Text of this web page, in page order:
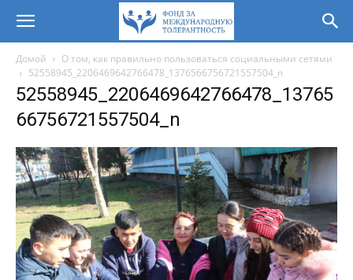
Домой
О том, как правильно пользоваться социальными сетями
52558945_2206469642766478_1376566756721557504_n
52558945_2206469642766478_13765
66756721557504_n